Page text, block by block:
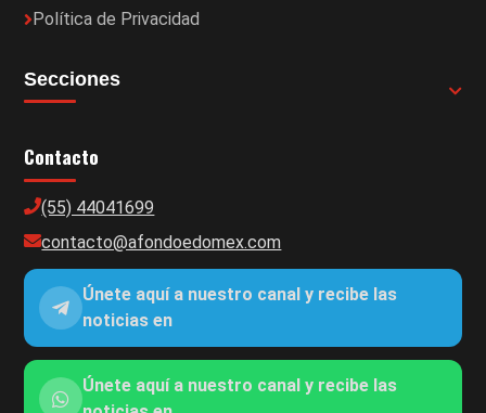
Política de Privacidad
Secciones
Contacto
(55) 44041699
contacto@afondoedomex.com
Únete aquí a nuestro canal y recibe las
noticias en
Únete aquí a nuestro canal y recibe las